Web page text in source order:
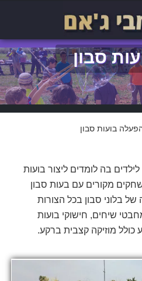
סבון
בועות סבון
בה לומדים ליצור בועות
מקורים עם בעות סבון
של בלוני סבון בכל הצורות
שיחים, חישוקי בועות
כולל מוזיקה קצבית ברקע.